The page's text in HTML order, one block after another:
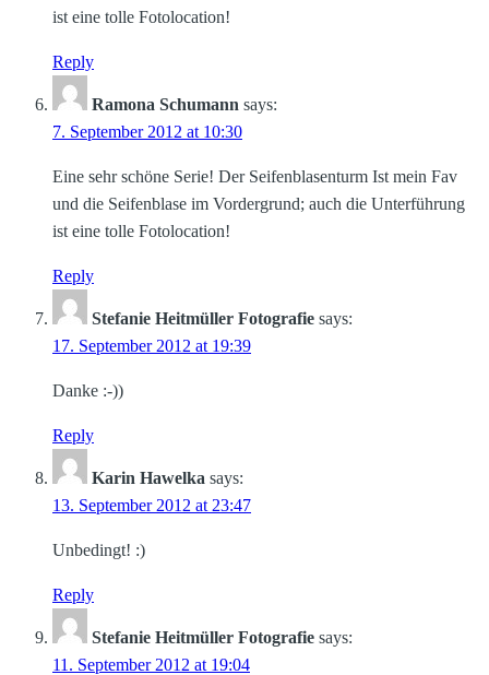
ist eine tolle Fotolocation!
Reply
Ramona Schumann says:
7. September 2012 at 10:30
Eine sehr schöne Serie! Der Seifenblasenturm Ist mein Fav
und die Seifenblase im Vordergrund; auch die Unterführung
ist eine tolle Fotolocation!
Reply
Stefanie Heitmüller Fotografie says:
17. September 2012 at 19:39
Danke :-))
Reply
Karin Hawelka says:
13. September 2012 at 23:47
Unbedingt! :)
Reply
Stefanie Heitmüller Fotografie says:
11. September 2012 at 19:04